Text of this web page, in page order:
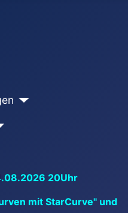
20Uhr
mit StarCurve" und